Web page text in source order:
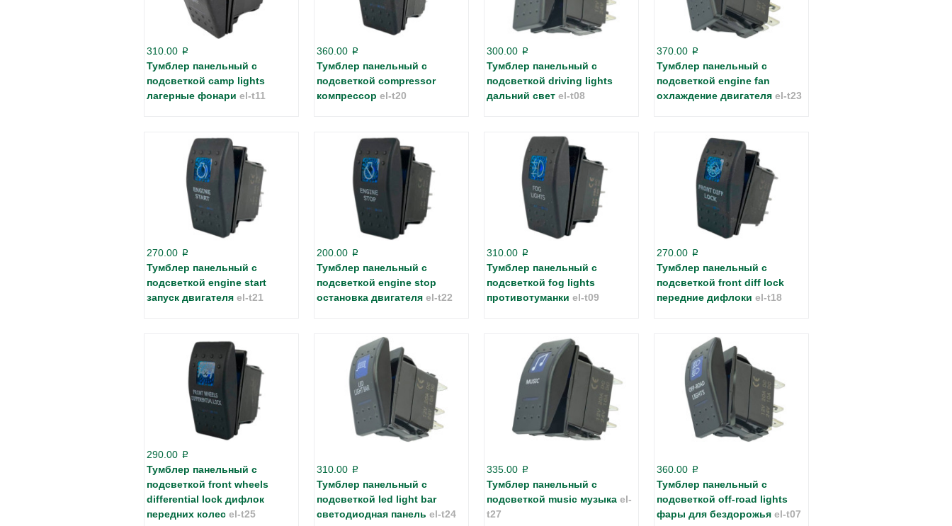
310.00 p
Тумблер панельный с
подсветкой camp lights
лагерные фонари el-t11
360.00 p
Тумблер панельный с
подсветкой compressor
компрессор el-t20
300.00 p
Тумблер панельный с
подсветкой driving lights
дальний свет el-t08
370.00 p
Тумблер панельный с
подсветкой engine fan
охлаждение двигателя el-t23
270.00 p
Тумблер панельный с
подсветкой engine start
запуск двигателя el-t21
200.00 p
Тумблер панельный с
подсветкой engine stop
остановка двигателя el-t22
310.00 p
Тумблер панельный с
подсветкой fog lights
противотуманки el-t09
270.00 p
Тумблер панельный с
подсветкой front diff lock
передние дифлоки el-t18
290.00 p
Тумблер панельный с
подсветкой front wheels
differential lock дифлок
передних колес el-t25
310.00 p
Тумблер панельный с
подсветкой led light bar
светодиодная панель el-t24
335.00 p
Тумблер панельный с
подсветкой music музыка el-
t27
360.00 p
Тумблер панельный с
подсветкой off-road lights
фары для бездорожья el-t07